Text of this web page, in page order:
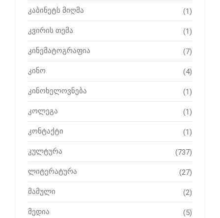
კაბინეტს მიღმა (1)
კვირის თემა (1)
კინემატოგრაფია (7)
კინო (4)
კინოხელოვნება (1)
კოლეგა (1)
კონტაქტი (1)
კულტურა (737)
ლიტერატურა (27)
მამული (2)
მედია (5)